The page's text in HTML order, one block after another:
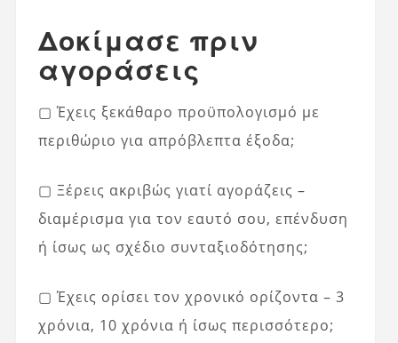
Δοκίμασε πριν
αγοράσεις
▢ Έχεις ξεκάθαρο προϋπολογισμό με
περιθώριο για απρόβλεπτα έξοδα;
▢ Ξέρεις ακριβώς γιατί αγοράζεις –
διαμέρισμα για τον εαυτό σου, επένδυση
ή ίσως ως σχέδιο συνταξιοδότησης;
▢ Έχεις ορίσει τον χρονικό ορίζοντα – 3
χρόνια, 10 χρόνια ή ίσως περισσότερο;